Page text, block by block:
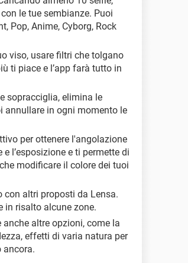
le tue sembianze. Puoi
Pop, Anime, Cyborg, Rock
viso, usare filtri che tolgano
ti piace e l’app farà tutto in
sopracciglia, elimina le
annullare in ogni momento le
per ottenere l'angolazione
l’esposizione e ti permette di
modificare il colore dei tuoi
altri proposti da Lensa.
in risalto alcune zone.
anche altre opzioni, come la
effetti di varia natura per
ancora.